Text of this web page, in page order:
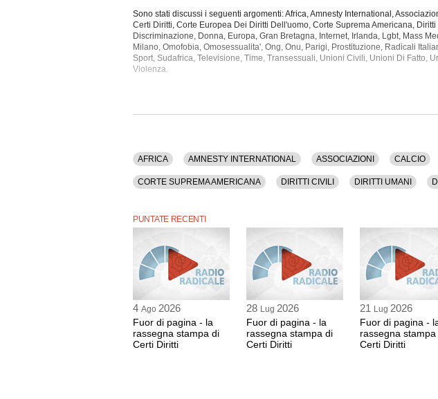
Sono stati discussi i seguenti argomenti: Africa, Amnesty International,
Certi Diritti, Corte Europea Dei Diritti Dell'uomo, Corte Suprema Americana,
Discriminazione, Donna, Europa, Gran Bretagna, Internet, Irlanda, Lgbt, Mass
Milano, Omofobia, Omosessualita', Ong, Onu, Parigi, Prostituzione, Radicali
Sport, Sudafrica, Televisione, Time, Transessuali, Unioni Civili, Unioni Di Fatto,
Violenza.
AFRICA AMNESTY INTERNATIONAL ASSOCIAZIONI CALCIO
CORTE SUPREMA AMERICANA DIRITTI CIVILI DIRITTI UMANI
RADICALI ITALIANI SESSUALITA' SPORT SUDAFRICA
UNIONI DI FATTO URUGUAY USA
PUNTATE RECENTI
4 Ago 2026
Fuor di pagina - la
rassegna stampa di
Certi Diritti
28 Lug 2026
Fuor di pagina - la
rassegna stampa di
Certi Diritti
21 Lug 2026
Fuor di pagina -
rassegna stampa
Certi Diritti